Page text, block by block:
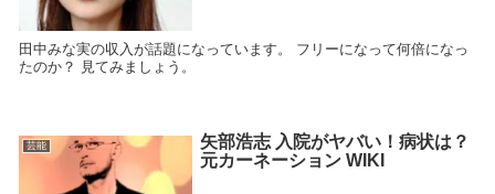
田中みな実の収入が話題になっています。 フリーになって何倍になっ
たのか？ 見てみましょう。
芸能
矢部浩志 入院がヤバい！病状は？
元カーネーション WIKI